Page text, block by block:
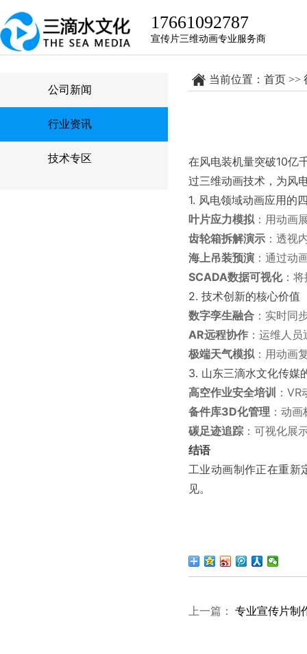
17661092787
宣传片三维动画专业服务商
公司新闻
行业资讯
技术专区
当前位置： 首页 >>
在风电装机量突破10亿
过三维动画技术，为风
1. 风电领域动画应用的
叶片应力模拟：用动画
齿轮箱拆解演示 ：透视
海上吊装预演 ：通过动
SCADA数据可视化：将
2. 技术创新的核心价值
数字孪生融合 ：实时同
AR远程协作 ：运维人
极端天气模拟：用动画
3. 山东三滴水文化传媒
高空作业安全培训 ：
备件库3D化管理 ：动
碳足迹追踪 ：可视化展
结语
工业动画制作正在重新
见。
上一篇： 专业宣传片制